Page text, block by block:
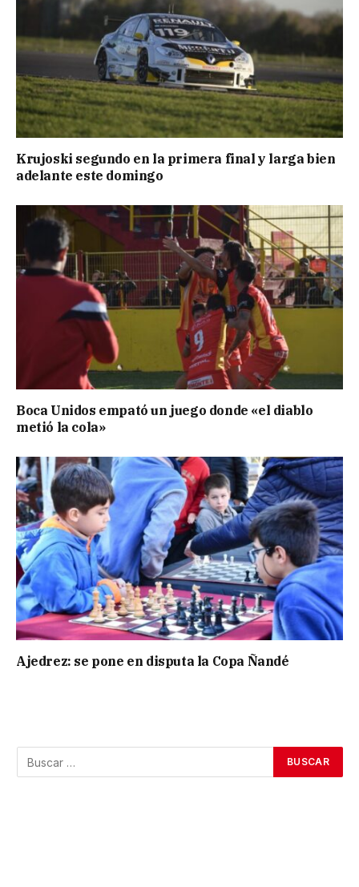
Krujoski segundo en la primera final y larga bien
adelante este domingo
Boca Unidos empató un juego donde «el diablo
metió la cola»
Ajedrez: se pone en disputa la Copa Ñandé